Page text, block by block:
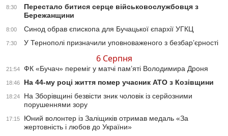
8:30
Перестало битися серце військовослужбовця з
Бережанщини
8:00 Синод обрав єпископа для Бучацької єпархії УГКЦ
7:30 У Тернополі призначили уповноваженого з безбар’єрності
6 Серпня
21:54 ФК «Бучач» переміг у матчі пам’яті Володимира Дроня
18:46 На 44-му році життя помер учасник АТО з Козівщини
18:24
На Зборівщині безвісти зник чоловік із серйозними
порушеннями зору
17:15
Юний волонтер із Заліщиків отримав медаль «За
жертовність і любов до України»